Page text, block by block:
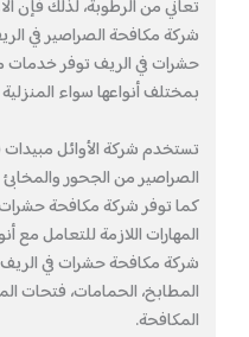
تعاني من الرطوبة، لذلك فإن
شركة مكافحة الصراصير في
حشرات في الريف توفر خدمات
بمختلف أنواعها سواء المنزلية
تستخدم شركة الأوائل
الصراصير من الجحور والمخابئ
كما توفر شركة مكافحة
المهارات اللازمة للتعامل مع
شركة مكافحة حشرات في الريف
المطابخ، الحمامات، فتحات
المكافحة.